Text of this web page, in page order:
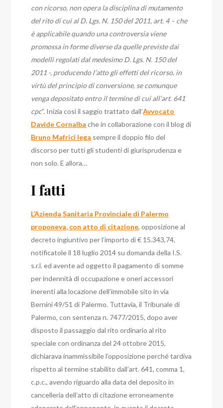
con ricorso, non opera la disciplina di mutamento
del rito di cui al D. Lgs. N. 150 del 2011, art. 4 – che
è applicabile quando una controversia viene
promossa in forme diverse da quelle previste dai
modelli regolati dal medesimo D. Lgs. N. 150 del
2011 -, producendo l’atto gli effetti del ricorso, in
virtù del principio di conversione, se comunque
venga depositato entro il termine di cui all’art. 641
cpc”. Inizia così il saggio trattato dall’Avvocato
Davide Cornalba che in collaborazione con il blog di
Bruno Mafrici lega sempre il doppio filo del
discorso per tutti gli studenti di giurisprudenza e
non solo. E allora…
I fatti
L’Azienda Sanitaria Provinciale di Palermo
proponeva, con atto di citazione, opposizione al
decreto ingiuntivo per l’importo di € 15.343,74,
notificatole il 18 luglio 2014 su domanda della I.S.
s.r.l. ed avente ad oggetto il pagamento di somme
per indennità di occupazione e oneri accessori
inerenti alla locazione dell’immobile sito in via
Bernini 49/51 di Palermo. Tuttavia, il Tribunale di
Palermo, con sentenza n. 7477/2015, dopo aver
disposto il passaggio dal rito ordinario al rito
speciale con ordinanza del 24 ottobre 2015,
dichiarava inammissibile l’opposizione perché tardiva
rispetto al termine stabilito dall’art. 641, comma 1,
c.p.c., avendo riguardo alla data del deposito in
cancelleria dell’atto di citazione erroneamente